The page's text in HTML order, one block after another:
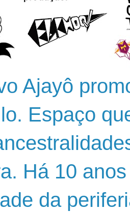
Ajayô
Espaço
Há 10
da